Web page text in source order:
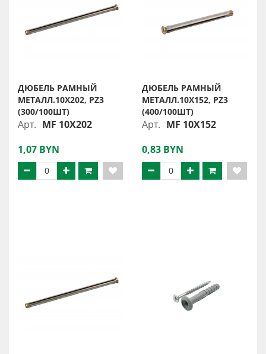
ДЮБЕЛЬ РАМНЫЙ
МЕТАЛЛ.10X202, PZ3
(300/100ШТ)
Арт. MF 10X202
1,07 BYN
ДЮБЕЛЬ РАМНЫЙ
МЕТАЛЛ.10X152, PZ3
(400/100ШТ)
Арт. MF 10X152
0,83 BYN